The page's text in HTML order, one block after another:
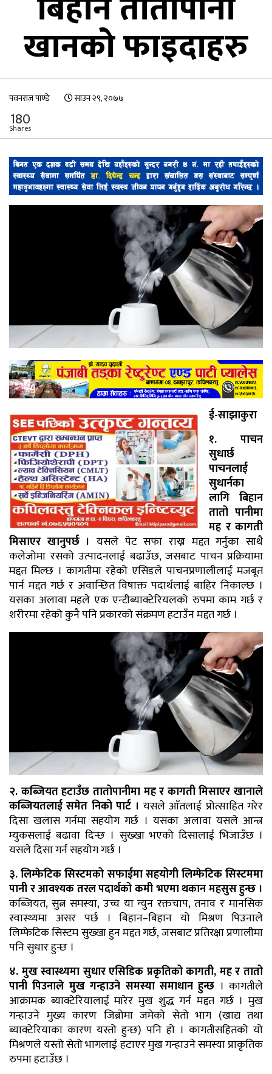
खानको फाइदाहरु
पवनराज पाण्डे साउन २९, २०७७
180
Shares
ई-साझाकुरा
१. पाचन
सुधार्छ
पाचनलाई
सुधार्नका
लागि बिहान
तातो पानीमा
मह र कागती
मिसाएर खानुपर्छ । यसले पेट सफा राख्न मद्दत गर्नुका साथै
कलेजोमा रसको उत्पादनलाई बढाउँछ, जसबाट पाचन प्रक्रियामा
मद्दत मिल्छ । कागतीमा रहेको एसिडले पाचनप्रणालीलाई मजबूत
पार्न मद्दत गर्छ र अवान्छित विषाक्त पदार्थलाई बाहिर निकाल्छ ।
यसका अलावा महले एक एन्टीब्याक्टेरियलको रुपमा काम गर्छ र
शरीरमा रहेको कुनै पनि प्रकारको संक्रमण हटाउँन मद्दत गर्छ ।
२. कब्जियत हटाउँछ तातोपानीमा मह र कागती मिसाएर खानाले
कब्जियतलाई समेत निको पार्ट । यसले आँतलाई प्रोत्साहित गरेर
दिसा खलास गर्नमा सहयोग गर्छ । यसका अलावा यसले आन्त्र
म्युकसलाई बढावा दिन्छ । सुख्खा भएको दिसालाई भिजाउँछ ।
यसले दिसा गर्न सहयोग गर्छ ।
३. लिम्फेटिक सिस्टमको सफाईमा सहयोगी लिम्फेटिक सिस्टममा
पानी र आवश्यक तरल पदार्थको कमी भएमा थकान महसुस हुन्छ ।
कब्जियत, सुत्न समस्या, उच्च या न्युन रक्तचाप, तनाव र मानसिक
स्वास्थ्यमा असर पर्छ । बिहान–बिहान यो मिश्रण पिउनाले
लिम्फेटिक सिस्टम सुख्खा हुन मद्दत गर्छ, जसबाट प्रतिरक्षा प्रणालीमा
पनि सुधार हुन्छ ।
४. मुख स्वास्थ्यमा सुधार एसिडिक प्रकृतिको कागती, मह र तातो
पानी पिउनाले मुख गन्हाउने समस्या समाधान हुन्छ । कागतीले
आक्रामक ब्याक्टेरियालाई मारेर मुख शुद्ध गर्न मद्दत गर्छ । मुख
गन्हाउने मुख्य कारण जिब्रोमा जमेको सेतो भाग (खाद्य तथा
ब्याक्टेरियाका कारण यस्तो हुन्छ) पनि हो । कागतीसहितको यो
मिश्रणले यस्तो सेतो भागलाई हटाएर मुख गन्हाउने समस्या प्राकृतिक
रुपमा हटाउँछ ।